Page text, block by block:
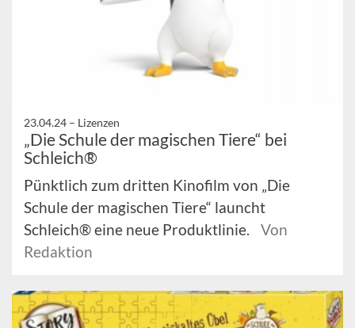
23.04.24 – Lizenzen
„Die Schule der magischen Tiere“ bei
Schleich®
Pünktlich zum dritten Kinofilm von „Die
Schule der magischen Tiere“ launcht
Schleich® eine neue Produktlinie.
Von
Redaktion